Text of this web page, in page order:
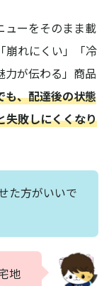
ューをそのまま載
崩れにくい」「冷
力が伝わる」商品
も、配達後の状態
失敗しにくくなり
た方がいいで
地